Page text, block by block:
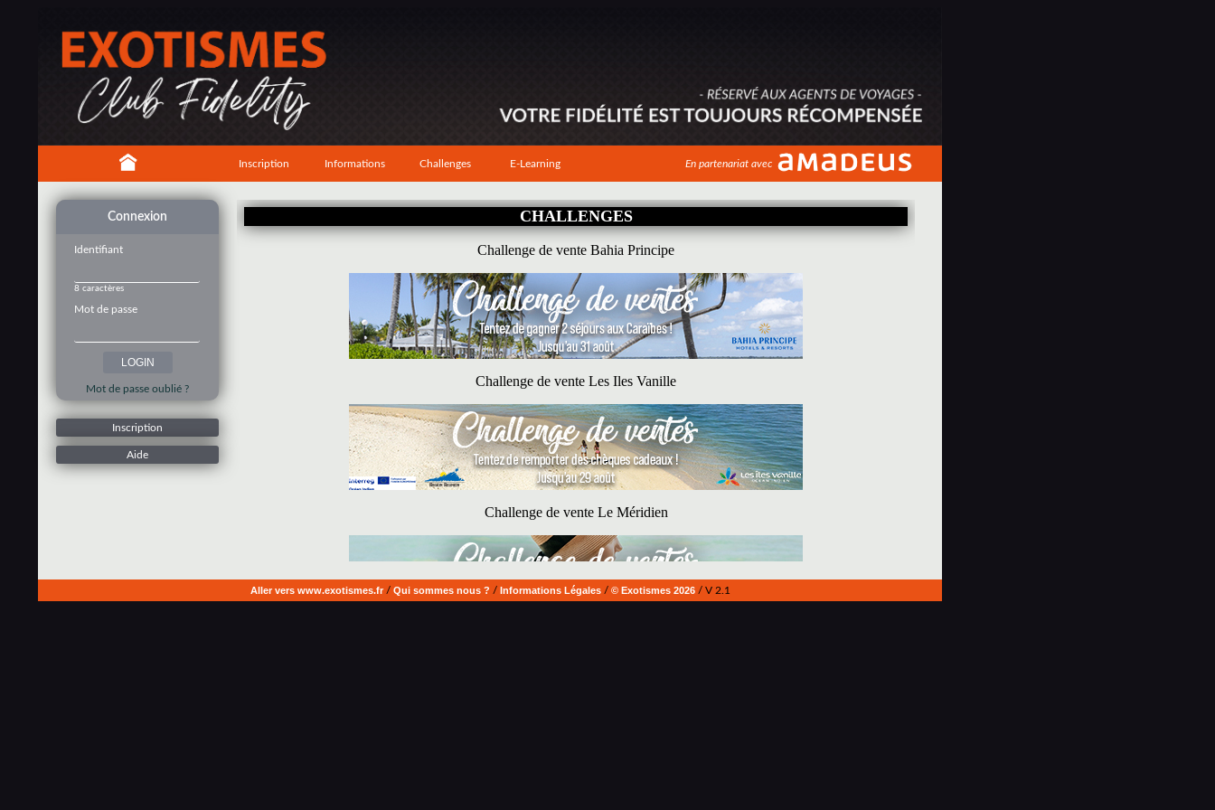
Inscription Informations Challenges E-Learning En partenariat avec
Connexion
Identifiant
8 caractères
Mot de passe
Mot de passe oublié ?
Inscription
Aide
Aller vers www.exotismes.fr/ Qui sommes nous ? / Informations Légales/ © Exotismes 2026/ V 2.1